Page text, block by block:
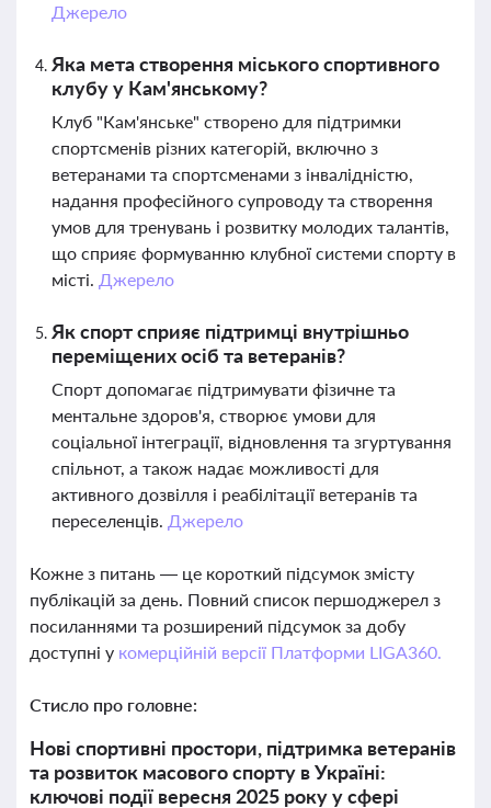
Джерело
Яка мета створення міського спортивного
клубу у Кам'янському?
Клуб "Кам'янське" створено для підтримки
спортсменів різних категорій, включно з
ветеранами та спортсменами з інвалідністю,
надання професійного супроводу та створення
умов для тренувань і розвитку молодих талантів,
що сприяє формуванню клубної системи спорту в
місті. Джерело
Як спорт сприяє підтримці внутрішньо
переміщених осіб та ветеранів?
Спорт допомагає підтримувати фізичне та
ментальне здоров'я, створює умови для
соціальної інтеграції, відновлення та згуртування
спільнот, а також надає можливості для
активного дозвілля і реабілітації ветеранів та
переселенців. Джерело
Кожне з питань — це короткий підсумок змісту
публікацій за день. Повний список першоджерел з
посиланнями та розширений підсумок за добу
доступні у комерційній версії Платформи LIGA360.
Стисло про головне:
Нові спортивні простори, підтримка ветеранів
та розвиток масового спорту в Україні:
ключові події вересня 2025 року у сфері